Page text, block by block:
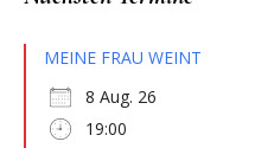
MEINE FRAU WEINT
8 Aug. 26
19:00